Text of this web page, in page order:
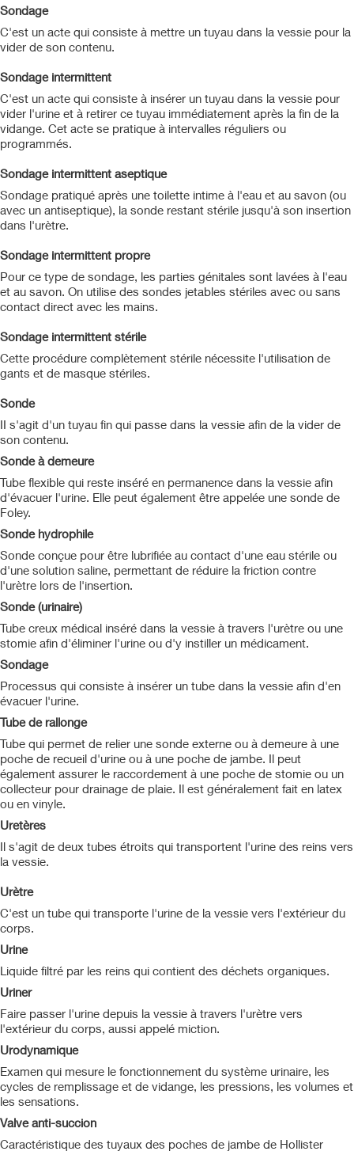
Sondage
C'est un acte qui consiste à mettre un tuyau dans la vessie pour la
vider de son contenu.
Sondage intermittent
C'est un acte qui consiste à insérer un tuyau dans la vessie pour
vider l'urine et à retirer ce tuyau immédiatement après la fin de la
vidange. Cet acte se pratique à intervalles réguliers ou
programmés.
Sondage intermittent aseptique
Sondage pratiqué après une toilette intime à l'eau et au savon (ou
avec un antiseptique), la sonde restant stérile jusqu'à son insertion
dans l'urètre.
Sondage intermittent propre
Pour ce type de sondage, les parties génitales sont lavées à l'eau
et au savon. On utilise des sondes jetables stériles avec ou sans
contact direct avec les mains.
Sondage intermittent stérile
Cette procédure complètement stérile nécessite l'utilisation de
gants et de masque stériles.
Sonde
II s'agit d'un tuyau fin qui passe dans la vessie afin de la vider de
son contenu.
Sonde à demeure
Tube flexible qui reste inséré en permanence dans la vessie afin
d'évacuer l'urine. Elle peut également être appelée une sonde de
Foley.
Sonde hydrophile
Sonde conçue pour être lubrifiée au contact d'une eau stérile ou
d'une solution saline, permettant de réduire la friction contre
l'urètre lors de l'insertion.
Sonde (urinaire)
Tube creux médical inséré dans la vessie à travers l'urètre ou une
stomie afin d'éliminer l'urine ou d'y instiller un médicament.
Sondage
Processus qui consiste à insérer un tube dans la vessie afin d'en
évacuer l'urine.
Tube de rallonge
Tube qui permet de relier une sonde externe ou à demeure à une
poche de recueil d'urine ou à une poche de jambe. Il peut
également assurer le raccordement à une poche de stomie ou un
collecteur pour drainage de plaie. Il est généralement fait en latex
ou en vinyle.
Uretères
Il s'agit de deux tubes étroits qui transportent l'urine des reins vers
la vessie.
Urètre
C'est un tube qui transporte l'urine de la vessie vers l'extérieur du
corps.
Urine
Liquide filtré par les reins qui contient des déchets organiques.
Uriner
Faire passer l'urine depuis la vessie à travers l'urètre vers
l'extérieur du corps, aussi appelé miction.
Urodynamique
Examen qui mesure le fonctionnement du système urinaire, les
cycles de remplissage et de vidange, les pressions, les volumes et
les sensations.
Valve anti-succion
Caractéristique des tuyaux des poches de jambe de Hollister